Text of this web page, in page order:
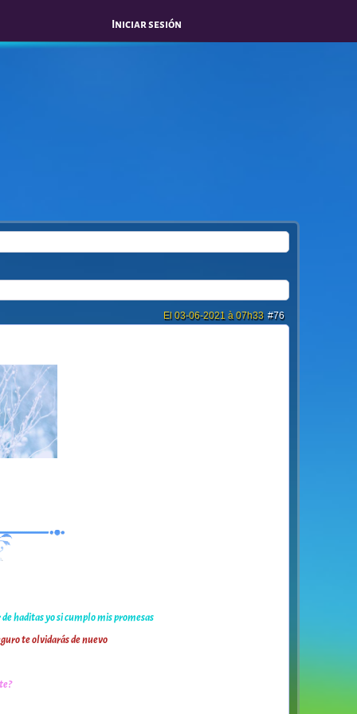
Iniciar sesión
#76
El 03-06-2021 à 07h33
haditas yo si cumplo mis promesas
te olvidarás de nuevo